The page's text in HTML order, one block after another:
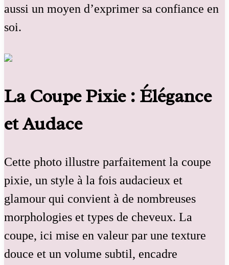
aussi un moyen d’exprimer sa confiance en
soi.
La Coupe Pixie : Élégance
et Audace
Cette photo illustre parfaitement la coupe
pixie, un style à la fois audacieux et
glamour qui convient à de nombreuses
morphologies et types de cheveux. La
coupe, ici mise en valeur par une texture
douce et un volume subtil, encadre